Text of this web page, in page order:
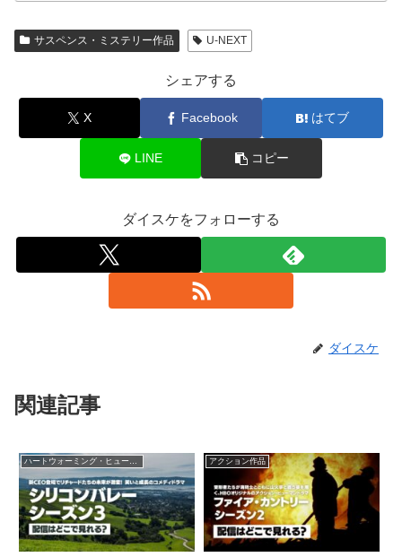
サスペンス・ミステリー作品 U-NEXT
シェアする
X Facebook はてブ
LINE コピー
ダイスケをフォローする
ダイスケ
関連記事
アクション作品